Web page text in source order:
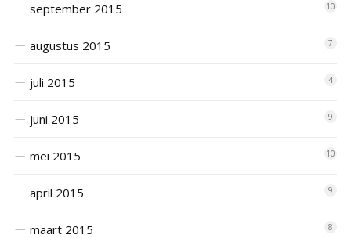
september 2015 10
augustus 2015 7
juli 2015 4
juni 2015 9
mei 2015 10
april 2015 9
maart 2015 8